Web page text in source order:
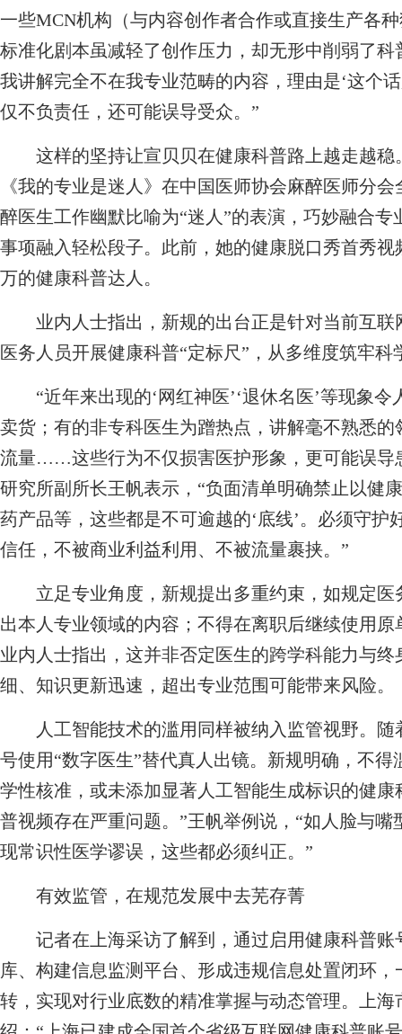
一些MCN机构（与内容创作者合作或直接生产各
标准化剧本虽减轻了创作压力，却无形中削弱了
我讲解完全不在我专业范畴的内容，理由是‘这个
仅不负责任，还可能误导受众。”
这样的坚持让宣贝贝在健康科普路上越走越稳
《我的专业是迷人》在中国医师协会麻醉医师分
醉医生工作幽默比喻为“迷人”的表演，巧妙融合
事项融入轻松段子。此前，她的健康脱口秀首秀
万的健康科普达人。
业内人士指出，新规的出台正是针对当前互联
医务人员开展健康科普“定标尺”，从多维度筑牢
“近年来出现的‘网红神医’‘退休名医’等现象令
卖货；有的非专科医生为蹭热点，讲解毫不熟悉的
流量……这些行为不仅损害医护形象，更可能误导
研究所副所长王帆表示，“负面清单明确禁止以健
药产品等，这些都是不可逾越的‘底线’。必须守
信任，不被商业利益利用、不被流量裹挟。”
立足专业角度，新规提出多重约束，如规定医
出本人专业领域的内容；不得在离职后继续使用
业内人士指出，这并非否定医生的跨学科能力与
细、知识更新迅速，超出专业范围可能带来风险。
人工智能技术的滥用同样被纳入监管视野。随
号使用“数字医生”替代真人出镜。新规明确，不
学性核准，或未添加显著人工智能生成标识的健
普视频存在严重问题。”王帆举例说，“如人脸与
现常识性医学谬误，这些都必须纠正。”
有效监管，在规范发展中去芜存菁
记者在上海采访了解到，通过启用健康科普账
库、构建信息监测平台、形成违规信息处置闭环
转，实现对行业底数的精准掌握与动态管理。上